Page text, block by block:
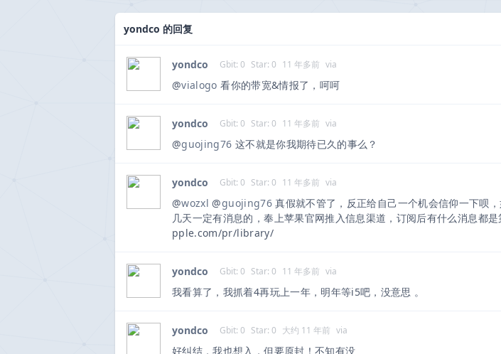
yondco 的回复
yondco Gbit: 0 Star: 0 11 年多前 via
@vialogo 看你的带宽&情报了，呵呵
yondco Gbit: 0 Star: 0 11 年多前 via
@guojing76 这不就是你我期待已久的事么？
yondco Gbit: 0 Star: 0 11 年多前 via
@wozxl @guojing76真假就不管了，反正给自己一个机会信仰一下呗
几天一定有消息的，奉上苹果官网推入信息渠道，订阅后有什么消息都
pple.com/pr/library/
yondco Gbit: 0 Star: 0 11 年多前 via
我看算了，我抓着4再玩上一年，明年等i5吧，没意思 。
yondco Gbit: 0 Star: 0 大约 11 年前 via
好纠结，我也想入，但要原封！不知有没